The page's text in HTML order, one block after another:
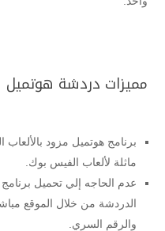
مميزات دردشة هوتميل
برنامج هوتميل مزود بالألعاب
ماثلة لألعاب الفيس بوك.
عدم الحاجه إلي تحميل
الدردشة من خلال الموقع
والرقم السري.